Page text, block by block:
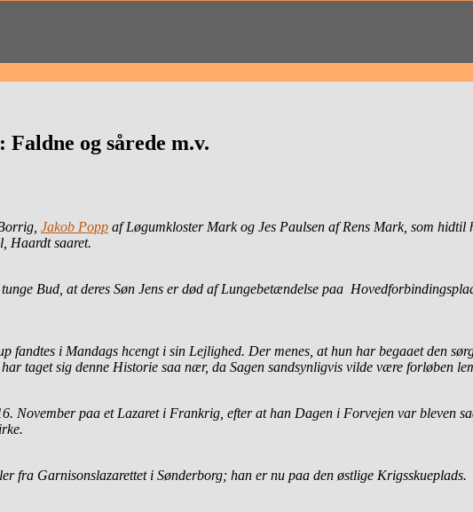
Faldne og sårede m.v.
Jakob Popp af Løgumkloster Mark og Jes Paulsen af Rens Mark, som hidtil
Haardt saaret.
Bud, at deres Søn Jens er død af Lungebetændelse paa
fandtes i Mandags hcengt i sin Lejlighed. Der menes, at hun har begaaet den
taget sig denne Historie saa nær, da Sagen sandsynligvis vilde være forløben
November paa et Lazaret i Frankrig, efter at han Dagen i Forvejen var bleven
fra Garnisonslazarettet i Sønderborg; han er nu paa den østlige Krigsskueplads.